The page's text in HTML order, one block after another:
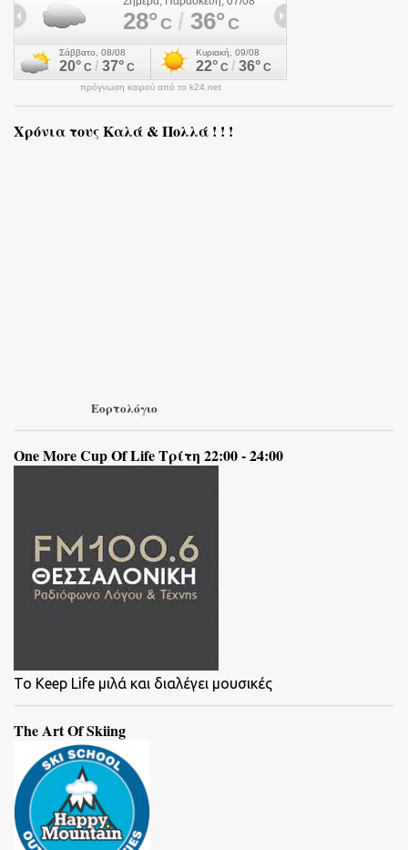
πρόγνωση καιρού από το k24.net
Χρόνια τους Καλά & Πολλά ! ! !
Εορτολόγιο
One More Cup Of Life Τρίτη 22:00 - 24:00
To Keep Life μιλά και διαλέγει μουσικές
The Art Of Skiing